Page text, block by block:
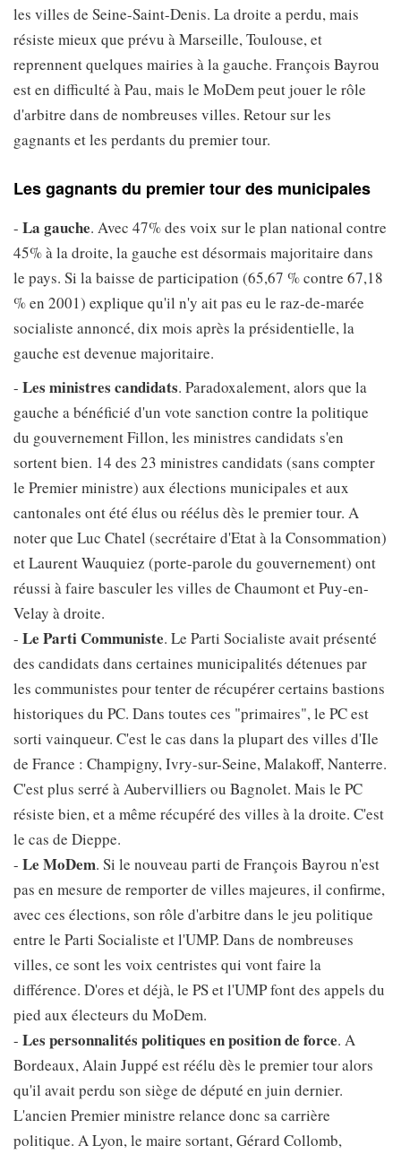
les villes de Seine-Saint-Denis. La droite a perdu, mais
résiste mieux que prévu à Marseille, Toulouse, et
reprennent quelques mairies à la gauche. François Bayrou
est en difficulté à Pau, mais le MoDem peut jouer le rôle
d'arbitre dans de nombreuses villes. Retour sur les
gagnants et les perdants du premier tour.
Les gagnants du premier tour des municipales
- La gauche. Avec 47% des voix sur le plan national contre
45% à la droite, la gauche est désormais majoritaire dans
le pays. Si la baisse de participation (65,67 % contre 67,18
% en 2001) explique qu'il n'y ait pas eu le raz-de-marée
socialiste annoncé, dix mois après la présidentielle, la
gauche est devenue majoritaire.
- Les ministres candidats. Paradoxalement, alors que la
gauche a bénéficié d'un vote sanction contre la politique
du gouvernement Fillon, les ministres candidats s'en
sortent bien. 14 des 23 ministres candidats (sans compter
le Premier ministre) aux élections municipales et aux
cantonales ont été élus ou réélus dès le premier tour. A
noter que Luc Chatel (secrétaire d'Etat à la Consommation)
et Laurent Wauquiez (porte-parole du gouvernement) ont
réussi à faire basculer les villes de Chaumont et Puy-en-
Velay à droite.
- Le Parti Communiste. Le Parti Socialiste avait présenté
des candidats dans certaines municipalités détenues par
les communistes pour tenter de récupérer certains bastions
historiques du PC. Dans toutes ces "primaires", le PC est
sorti vainqueur. C'est le cas dans la plupart des villes d'Ile
de France : Champigny, Ivry-sur-Seine, Malakoff, Nanterre.
C'est plus serré à Aubervilliers ou Bagnolet. Mais le PC
résiste bien, et a même récupéré des villes à la droite. C'est
le cas de Dieppe.
- Le MoDem. Si le nouveau parti de François Bayrou n'est
pas en mesure de remporter de villes majeures, il confirme,
avec ces élections, son rôle d'arbitre dans le jeu politique
entre le Parti Socialiste et l'UMP. Dans de nombreuses
villes, ce sont les voix centristes qui vont faire la
différence. D'ores et déjà, le PS et l'UMP font des appels du
pied aux électeurs du MoDem.
- Les personnalités politiques en position de force. A
Bordeaux, Alain Juppé est réélu dès le premier tour alors
qu'il avait perdu son siège de député en juin dernier.
L'ancien Premier ministre relance donc sa carrière
politique. A Lyon, le maire sortant, Gérard Collomb,